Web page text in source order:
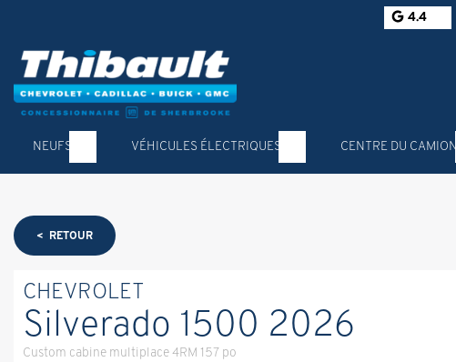
4.4
NEUFS VÉHICULES ÉLECTRIQUES CENTRE DU CAMION
< RETOUR
CHEVROLET
Silverado 1500 2026
Custom cabine multiplace 4RM 157 po